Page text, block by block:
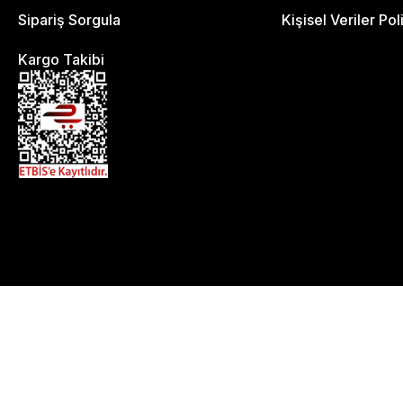
Sipariş Sorgula
Kargo Takibi
Kişisel Veriler